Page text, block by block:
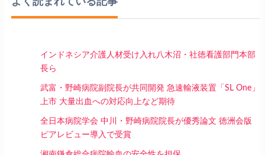
インドネシア介護人材受け入れ八木沼・社徳看護部門本部
長ら
武富・野崎病院副院長が共同開発 急速輸液装置「SL One」
上市 大量出血への対応向上など期待
全日本病院学会 中川・野崎病院院長が優秀論文 徳洲会版
ピアレビュー導入で受賞